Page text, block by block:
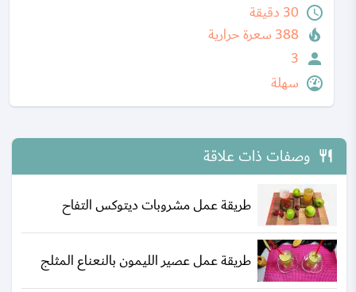
30 دقيقة
388 سعرة حرارية
3
سهلة
وصفات ذات علاقة
طريقة عمل مشروبات ديتوكس التفاح
طريقة عمل عصير الليمون بالنعناع المثلج